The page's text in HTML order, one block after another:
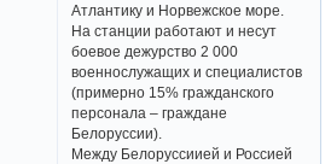
Атлантику и Норвежское море.
На станции работают и несут
боевое дежурство 2 000
военнослужащих и специалистов
(примерно 15% гражданского
персонала – граждане
Белоруссии).
Между Белоруссиией и Россией